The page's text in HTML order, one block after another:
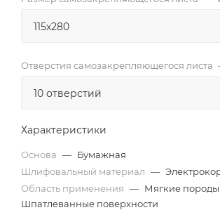
Отверстия самозакрепляющегося листа
Характеристики
Основа — Бумажная
Шлифовальный материал —
Область применения — Мягкие породы
Шпатлеванные поверхности